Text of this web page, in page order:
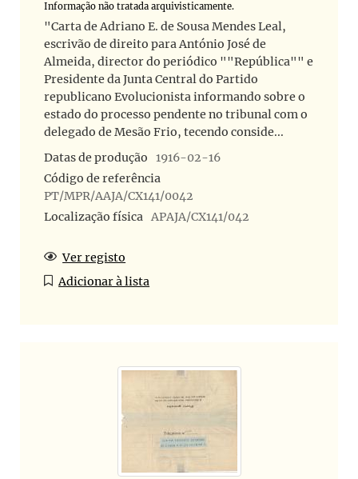
Informação não tratada arquivisticamente.
"Carta de Adriano E. de Sousa Mendes Leal,
escrivão de direito para António José de
Almeida, director do periódico ""República"" e
Presidente da Junta Central do Partido
republicano Evolucionista informando sobre o
estado do processo pendente no tribunal com o
delegado de Mesão Frio, tecendo conside...
Datas de produção
1916-02-16
Código de referência
PT/MPR/AAJA/CX141/0042
Localização física APAJA/CX141/042
Ver registo
Adicionar à lista